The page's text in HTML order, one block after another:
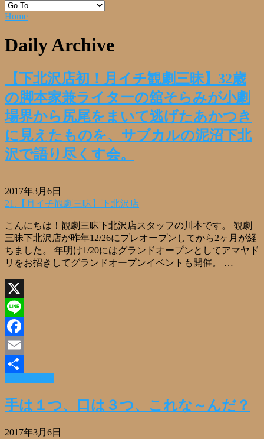
Home
Daily Archive
【下北沢店初！月イチ観劇三昧】32歳
の脚本家兼ライターの舘そらみが小劇
場界から尻尾をまいて逃げたあかつき
に見えたものを、サブカルの泥沼下北
沢で語り尽くす会。
2017年3月6日
21.【月イチ観劇三昧】下北沢店
こんにちは！観劇三昧下北沢店スタッフの川本です。 観劇
三昧下北沢店が昨年12/26にプレオープンしてから2ヶ月が経
ちました。 年明け1/20にはグランドオープンとしてアマヤド
リをお招きしてグランドオープンイベントも開催。 …
X
Line
Facebook
Email
共
有
手は１つ、口は３つ、これな～んだ？
2017年3月6日